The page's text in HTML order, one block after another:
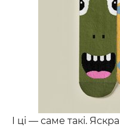
І ці — саме такі.